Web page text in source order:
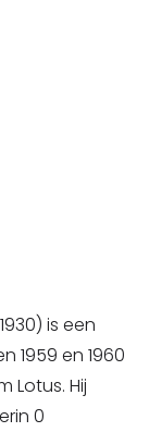
is een
1959 en 1960
Lotus. Hij
0